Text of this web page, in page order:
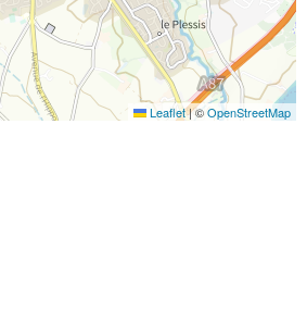
Leaflet|©OpenStreetMap